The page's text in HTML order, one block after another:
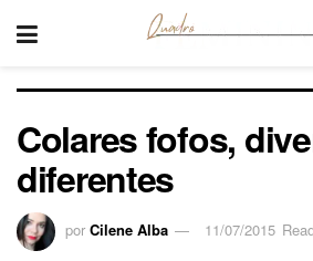
Colares fofos,
diferentes
por Cilene Alba 11/07/2015